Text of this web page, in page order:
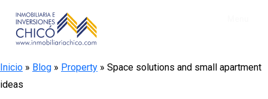
Empresa
Inicio » Blog » Property » Space solutions and small apartment
ideas